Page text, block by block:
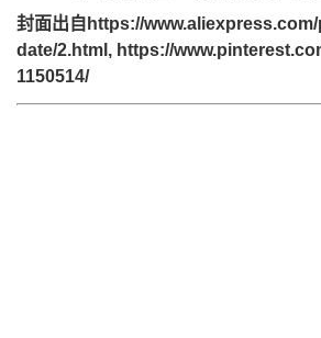
封面出自https://
date/2.html, https://
1150514/